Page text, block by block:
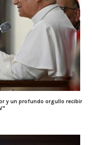
y un profundo orgullo recibir